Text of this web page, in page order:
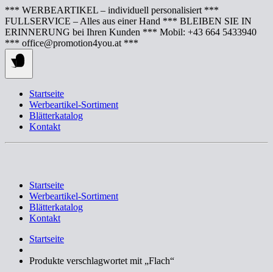
Springe
zum
Inhalt
*** WERBEARTIKEL – individuell personalisiert ***
FULLSERVICE – Alles aus einer Hand *** BLEIBEN SIE IN
ERINNERUNG bei Ihren Kunden *** Mobil: +43 664 5433940
*** office@promotion4you.at ***
Startseite
Werbeartikel-Sortiment
Blätterkatalog
Kontakt
Startseite
Werbeartikel-Sortiment
Blätterkatalog
Kontakt
Startseite
Produkte verschlagwortet mit „Flach“